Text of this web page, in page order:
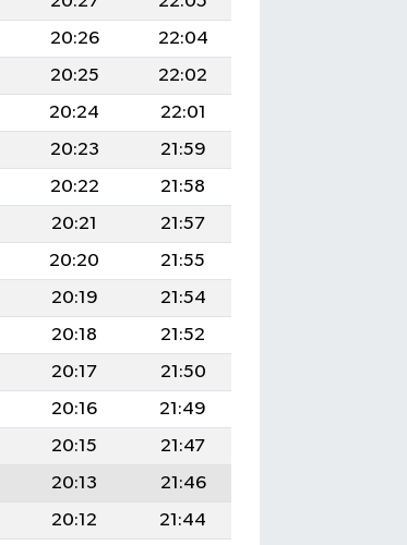
20:26
22:04
20:25
22:02
20:24
22:01
20:23
21:59
20:22
21:58
20:21
21:57
20:20
21:55
20:19
21:54
20:18
21:52
20:17
21:50
20:16
21:49
20:15
21:47
20:13
21:46
20:12
21:44